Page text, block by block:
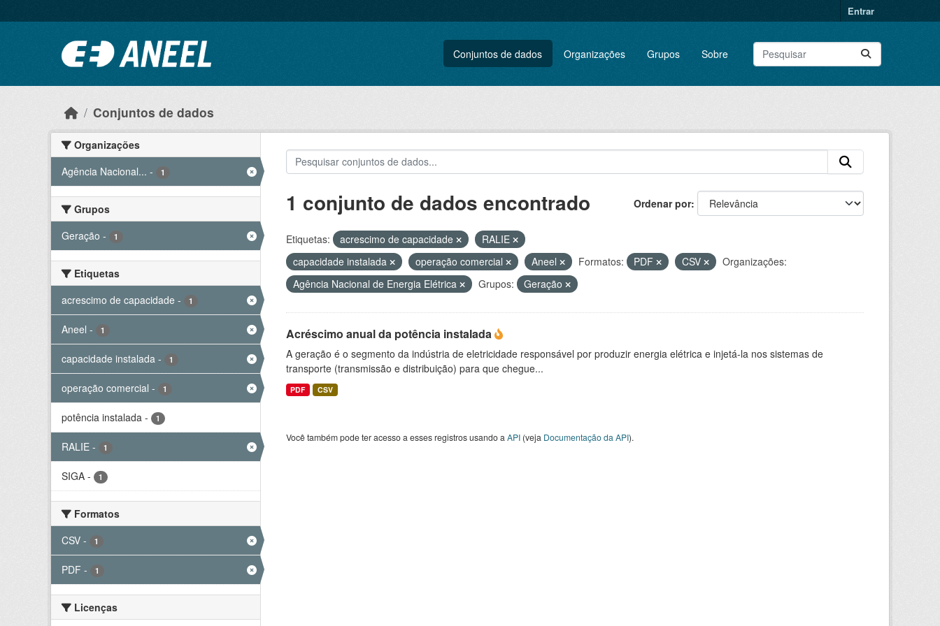
Entrar
Conjuntos de dados Organizações Grupos Sobre
Conjuntos de dados
Organizações
Agência Nacional... - 1
Grupos
Geração - 1
Etiquetas
acrescimo de capacidade - 1
Aneel - 1
capacidade instalada - 1
operação comercial - 1
potência instalada - 1
RALIE - 1
SIGA - 1
Formatos
CSV - 1
PDF - 1
Licenças
Ordenar por
1 conjunto de dados encontrado
Etiquetas: acrescimo de capacidade
RALIE
capacidade instalada
operação comercial Aneel Formatos: PDF CSV
Organizações:
Agência Nacional de Energia Elétrica
Grupos: Geração
Acréscimo anual da potência instalada
A geração é o segmento da indústria de eletricidade responsável por produzir energia elétrica e injetá-la nos sistemas de
transporte (transmissão e distribuição) para que chegue...
PDF CSV
Você também pode ter acesso a esses registros usando a API(veja Documentação da API).